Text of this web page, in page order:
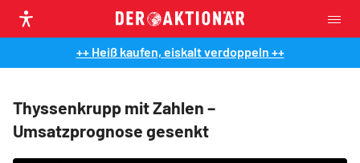
++ Heiß kaufen, eiskalt verdoppeln ++
Thyssenkrupp mit Zahlen –
Umsatzprognose gesenkt